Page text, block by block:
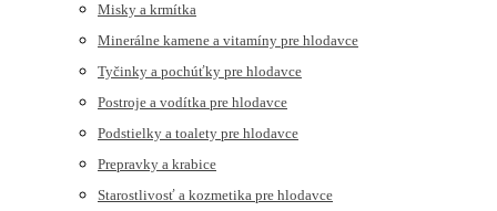
Misky a krmítka
Minerálne kamene a vitamíny pre hlodavce
Tyčinky a pochúťky pre hlodavce
Postroje a vodítka pre hlodavce
Podstielky a toalety pre hlodavce
Prepravky a krabice
Starostlivosť a kozmetika pre hlodavce